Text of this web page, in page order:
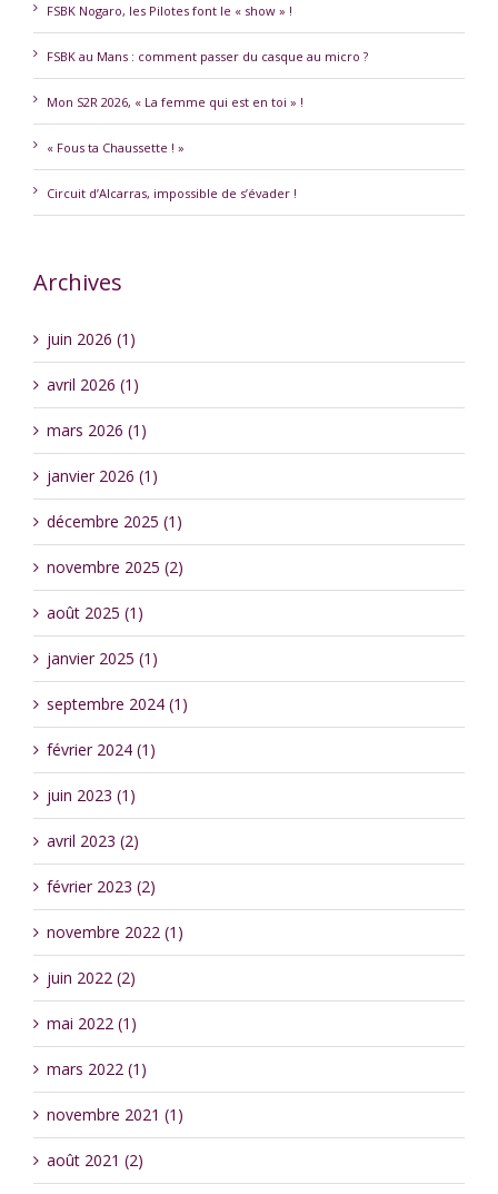
FSBK Nogaro, les Pilotes font le « show » !
FSBK au Mans : comment passer du casque au micro ?
Mon S2R 2026, « La femme qui est en toi » !
« Fous ta Chaussette ! »
Circuit d’Alcarras, impossible de s’évader !
Archives
juin 2026 (1)
avril 2026 (1)
mars 2026 (1)
janvier 2026 (1)
décembre 2025 (1)
novembre 2025 (2)
août 2025 (1)
janvier 2025 (1)
septembre 2024 (1)
février 2024 (1)
juin 2023 (1)
avril 2023 (2)
février 2023 (2)
novembre 2022 (1)
juin 2022 (2)
mai 2022 (1)
mars 2022 (1)
novembre 2021 (1)
août 2021 (2)